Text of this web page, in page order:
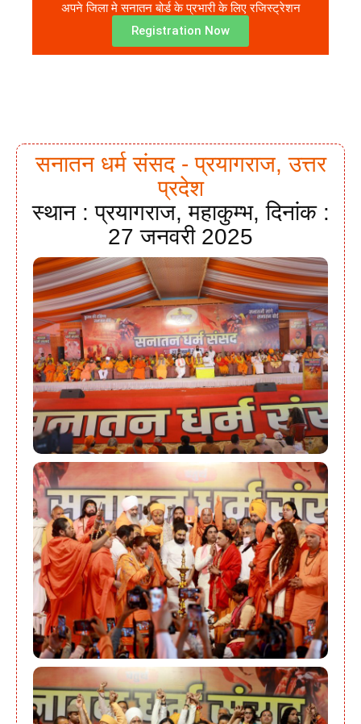
अपने जिला मे सनातन बोर्ड के प्रभारी के लिए रजिस्ट्रेशन
Registration Now
सनातन धर्म संसद - प्रयागराज, उत्तर
प्रदेश
स्थान : प्रयागराज, महाकुम्भ, दिनांक :
27 जनवरी 2025